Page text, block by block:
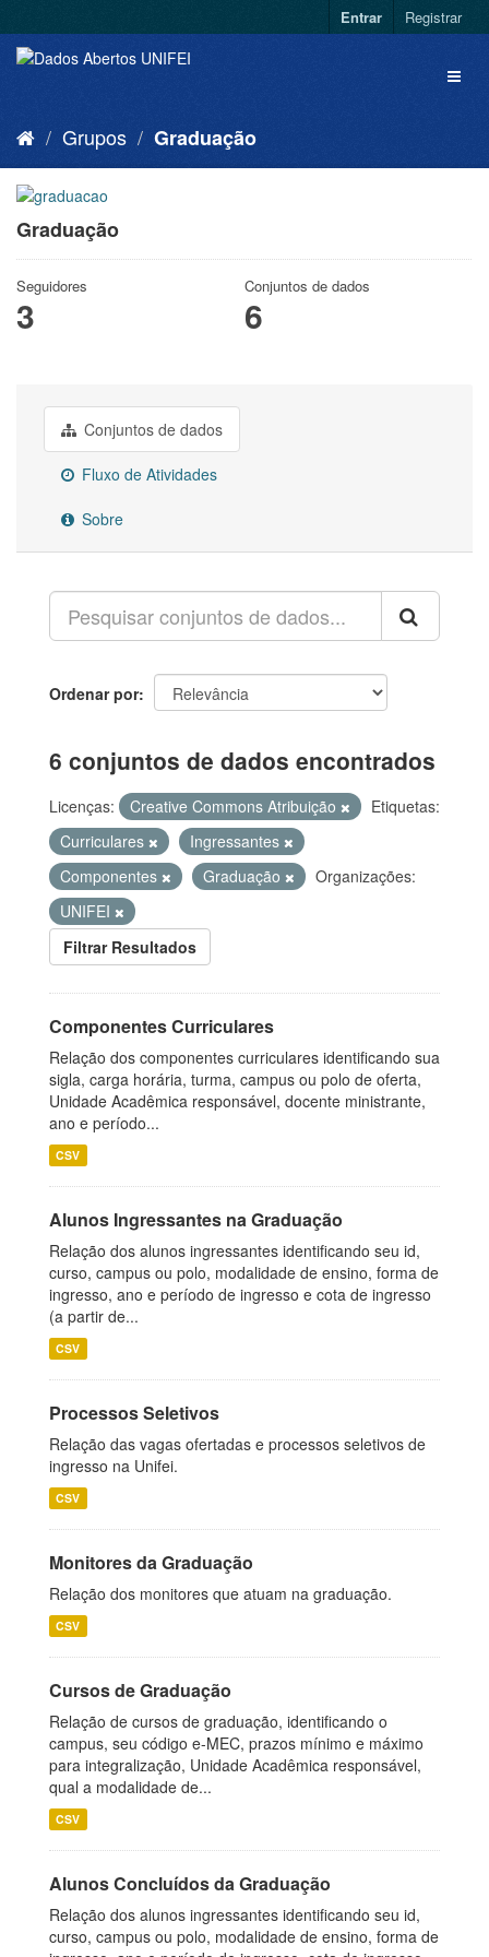
Entrar Registrar
Grupos Graduação
Graduação
Seguidores
3
Conjuntos de dados
6
Conjuntos de dados
Fluxo de Atividades
Sobre
Ordenar por
6 conjuntos de dados encontrados
Licenças: Creative Commons Atribuição
Etiquetas:
Curriculares
Ingressantes
Componentes
Graduação
Organizações:
UNIFEI
Filtrar Resultados
Componentes Curriculares
Relação dos componentes curriculares identificando sua
sigla, carga horária, turma, campus ou polo de oferta,
Unidade Acadêmica responsável, docente ministrante,
ano e período...
CSV
Alunos Ingressantes na Graduação
Relação dos alunos ingressantes identificando seu id,
curso, campus ou polo, modalidade de ensino, forma de
ingresso, ano e período de ingresso e cota de ingresso
(a partir de...
CSV
Processos Seletivos
Relação das vagas ofertadas e processos seletivos de
ingresso na Unifei.
CSV
Monitores da Graduação
Relação dos monitores que atuam na graduação.
CSV
Cursos de Graduação
Relação de cursos de graduação, identificando o
campus, seu código e-MEC, prazos mínimo e máximo
para integralização, Unidade Acadêmica responsável,
qual a modalidade de...
CSV
Alunos Concluídos da Graduação
Relação dos alunos ingressantes identificando seu id,
curso, campus ou polo, modalidade de ensino, forma de